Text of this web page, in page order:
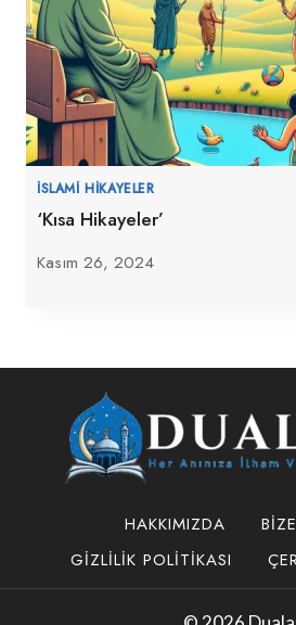
İSLAMI HIKAYELER
‘Kısa Hikayeler’
Kasım 26, 2024
HAKKIMIZDA
GIZLILIK POLITIKASI